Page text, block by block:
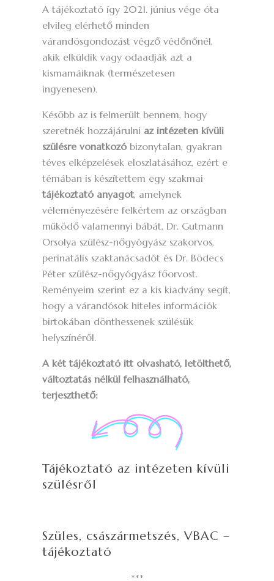
A tájékoztató így 2021. június vége óta
elvileg elérhető minden
várandósgondozást végző védőnőnél,
akik elküldik vagy odaadják azt a
kismamáiknak (természetesen
ingyenesen).
Később az is felmerült bennem, hogy
szeretnék hozzájárulni az intézeten kívüli
szülésre vonatkozó bizonytalan, gyakran
téves elképzelések eloszlatásához, ezért e
témában is készítettem egy szakmai
tájékoztató anyagot, amelynek
véleményezésére felkértem az országban
működő valamennyi bábát, Dr. Gutmann
Orsolya szülész-nőgyógyász szakorvos,
perinatális szaktanácsadót és Dr. Bödecs
Péter szülész-nőgyógyász főorvost.
Reményeim szerint ez a kis kiadvány segít,
hogy a várandósok hiteles információk
birtokában dönthessenek szülésük
helyszínéről.
A két tájékoztató itt olvasható, letölthető,
változtatás nélkül felhasználható,
terjeszthető:
Tájékoztató az intézeten kívüli
szülésről
Szüles, császármetszés, VBAC –
tájékoztató
***